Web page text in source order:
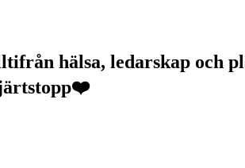
hälsa, ledarskap och